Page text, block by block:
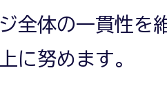
全体の一貫性を
に努めます。